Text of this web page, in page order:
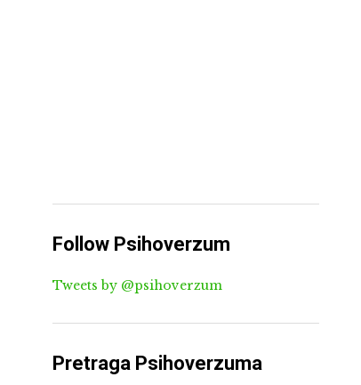
Follow Psihoverzum
Tweets by @psihoverzum
Pretraga Psihoverzuma